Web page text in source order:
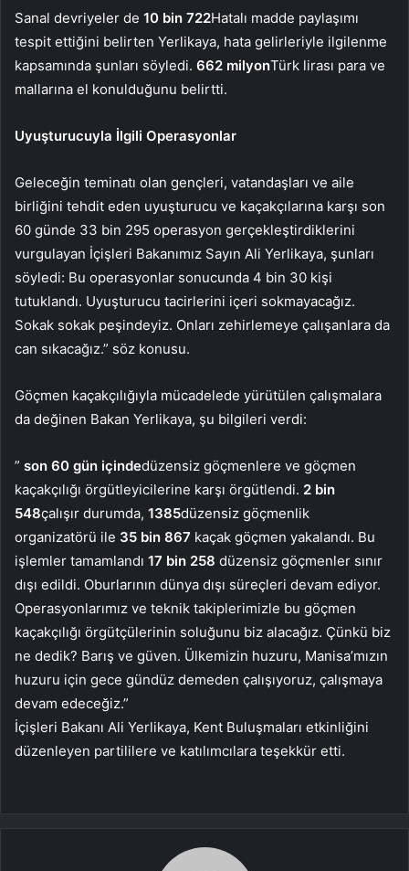
Sanal devriyeler de 10 bin 722Hatalı madde paylaşımı
tespit ettiğini belirten Yerlikaya, hata gelirleriyle ilgilenme
kapsamında şunları söyledi. 662 milyonTürk lirası para ve
mallarına el konulduğunu belirtti.
Uyuşturucuyla İlgili Operasyonlar
Geleceğin teminatı olan gençleri, vatandaşları ve aile
birliğini tehdit eden uyuşturucu ve kaçakçılarına karşı son
60 günde 33 bin 295 operasyon gerçekleştirdiklerini
vurgulayan İçişleri Bakanımız Sayın Ali Yerlikaya, şunları
söyledi: Bu operasyonlar sonucunda 4 bin 30 kişi
tutuklandı. Uyuşturucu tacirlerini içeri sokmayacağız.
Sokak sokak peşindeyiz. Onları zehirlemeye çalışanlara da
can sıkacağız.” söz konusu.
Göçmen kaçakçılığıyla mücadelede yürütülen çalışmalara
da değinen Bakan Yerlikaya, şu bilgileri verdi:
” son 60 gün içindedüzensiz göçmenlere ve göçmen
kaçakçılığı örgütleyicilerine karşı örgütlendi. 2 bin
548çalışır durumda, 1385düzensiz göçmenlik
organizatörü ile 35 bin 867 kaçak göçmen yakalandı. Bu
işlemler tamamlandı 17 bin 258 düzensiz göçmenler sınır
dışı edildi. Oburlarının dünya dışı süreçleri devam ediyor.
Operasyonlarımız ve teknik takiplerimizle bu göçmen
kaçakçılığı örgütçülerinin soluğunu biz alacağız. Çünkü biz
ne dedik? Barış ve güven. Ülkemizin huzuru, Manisa’mızın
huzuru için gece gündüz demeden çalışıyoruz, çalışmaya
devam edeceğiz.”
İçişleri Bakanı Ali Yerlikaya, Kent Buluşmaları etkinliğini
düzenleyen partililere ve katılımcılara teşekkür etti.